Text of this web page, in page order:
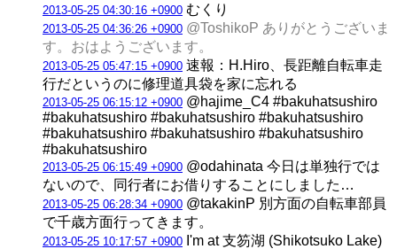
2013-05-25 04:30:16 +0900 むくり
2013-05-25 04:36:26 +0900 @ToshikoP ありがとうございま
す。おはようございます。
2013-05-25 05:47:15 +0900 速報：H.Hiro、長距離自転車走
行だというのに修理道具袋を家に忘れる
2013-05-25 06:15:12 +0900 @hajime_C4 #bakuhatsushiro
#bakuhatsushiro #bakuhatsushiro #bakuhatsushiro
#bakuhatsushiro #bakuhatsushiro #bakuhatsushiro
#bakuhatsushiro
2013-05-25 06:15:49 +0900 @odahinata 今日は単独行では
ないので、同行者にお借りすることにしました…
2013-05-25 06:28:34 +0900 @takakinP 別方面の自転車部員
で千歳方面行ってきます。
2013-05-25 10:17:57 +0900 I'm at 支笏湖 (Shikotsuko Lake)